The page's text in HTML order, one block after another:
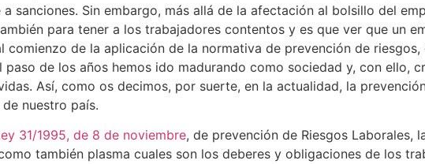
sanciones. Sin embargo, más allá de la afectación al bolsillo del
para tener a los trabajadores contentos y es que ver que un
comienzo de la aplicación de la normativa de prevención de
de los años hemos ido madurando como sociedad y, con ello,
Así, como os decimos, por suerte, en la actualidad, la
nuestro país.
31/1995, de 8 de noviembre, de prevención de Riesgos Laborales,
también plasma cuales son los deberes y obligaciones de los